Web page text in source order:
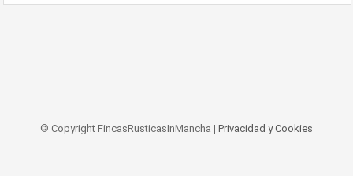
© Copyright FincasRusticasInMancha | Privacidad y Cookies